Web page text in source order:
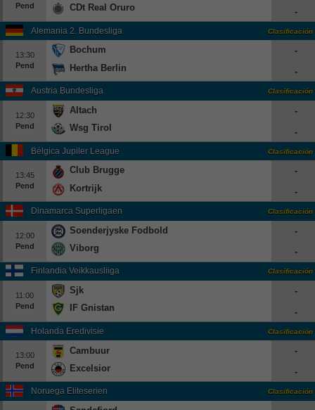
Pend
CDt Real Oruro
-
Alemania 2. Bundesliga Clasificación
13:30
Pend
Bochum
Hertha Berlin
-
-
Austria Bundesliga Clasificación
12:30
Pend
Altach
Wsg Tirol
-
-
Bélgica Jupiler League Clasificación
13:45
Pend
Club Brugge
Kortrijk
-
-
Dinamarca Superligaen Clasificación
12:00
Pend
Soenderjyske Fodbold
Viborg
-
-
Finlandia Veikkausliiga Clasificación
11:00
Pend
Sjk
IF Gnistan
-
-
Holanda Eredivisie Clasificación
13:00
Pend
Cambuur
Excelsior
-
-
Noruega Eliteserien Clasificación